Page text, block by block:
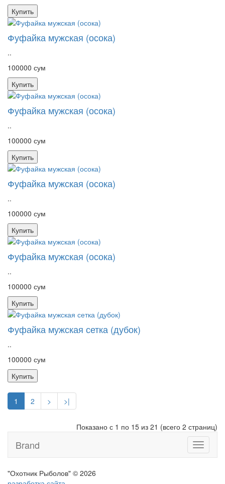
Купить
Фуфайка мужская (осока)
..
100000 сум
Купить
Фуфайка мужская (осока)
..
100000 сум
Купить
Фуфайка мужская (осока)
..
100000 сум
Купить
Фуфайка мужская (осока)
..
100000 сум
Купить
Фуфайка мужская сетка (дубок)
..
100000 сум
Купить
1 2 > >|
Показано с 1 по 15 из 21 (всего 2 страниц)
Toggle
Brand
"Охотник Рыболов" © 2026